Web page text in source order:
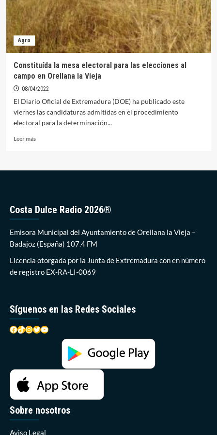
Agro
Constituída la mesa electoral para las elecciones al
campo en Orellana la Vieja
08/04/2022
El Diario Oficial de Extremadura (DOE) ha publicado este
viernes las candidaturas admitidas en el procedimiento
electoral para la determinación...
Leer másLeer
las
elecciones
al
en
Orellana
Vieja
Costa Dulce Radio 2026®
Emisora Municipal del Ayuntamiento de Orellana la Vieja –
Badajoz (España) 107.4 FM
Licencia otorgada por la Junta de Extremadura con en número
de registro EX-RA-LI-0069
Síguenos en las Redes Sociales
Facebook
TikTok
Instagram
Twitter
YouTube
Sobre nosotros
Aviso Legal